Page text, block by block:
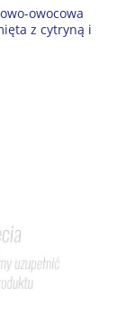
owocowa
z cytryną i